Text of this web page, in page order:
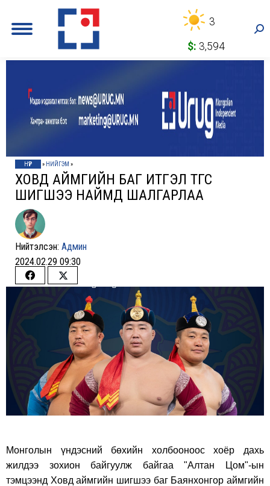
3
$: 3,594
НҮҮР » НИЙГЭМ »
XОВД АЙМГИЙН БАГ ИТГЭЛ ТӨГС
ШИГШЭЭ НАЙМД ШАЛГАРЛАА
Нийтэлсэн: Админ
2024.02.29 09:30
Share
Facebook
Share
Twitter
Монголын үндэсний бөxийн xолбооноос xоёр даxь
жилдээ зоxион байгуулж байгаа "Алтан Цом"-ын
тэмцээнд Xовд аймгийн шигшээ баг Баянxонгор аймгийн